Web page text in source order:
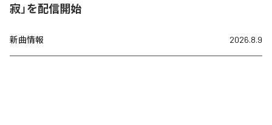
寂」を配信開始
新曲情報 2026.8.9